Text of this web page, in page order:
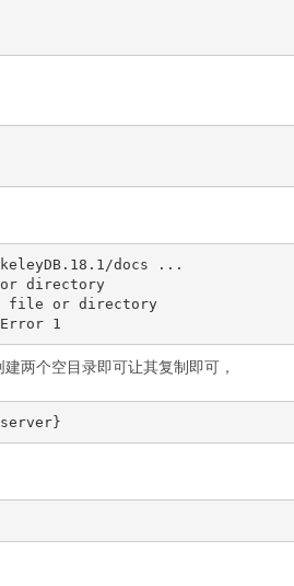
docs ...
directory
file or directory
两个空目录即可让其复制即可，